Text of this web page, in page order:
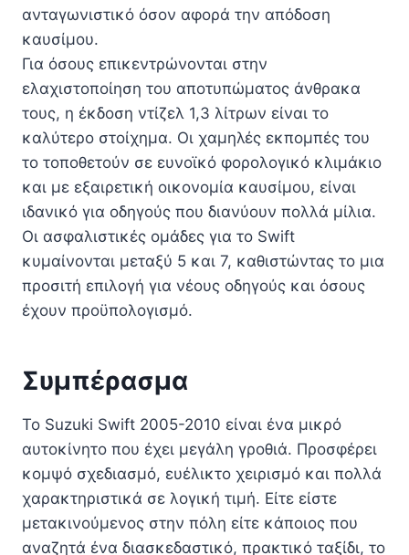
ανταγωνιστικό όσον αφορά την απόδοση
καυσίμου.
Για όσους επικεντρώνονται στην
ελαχιστοποίηση του αποτυπώματος άνθρακα
τους, η έκδοση ντίζελ 1,3 λίτρων είναι το
καλύτερο στοίχημα. Οι χαμηλές εκπομπές του
το τοποθετούν σε ευνοϊκό φορολογικό κλιμάκιο
και με εξαιρετική οικονομία καυσίμου, είναι
ιδανικό για οδηγούς που διανύουν πολλά μίλια.
Οι ασφαλιστικές ομάδες για το Swift
κυμαίνονται μεταξύ 5 και 7, καθιστώντας το μια
προσιτή επιλογή για νέους οδηγούς και όσους
έχουν προϋπολογισμό.
Συμπέρασμα
Το Suzuki Swift 2005-2010 είναι ένα μικρό
αυτοκίνητο που έχει μεγάλη γροθιά. Προσφέρει
κομψό σχεδιασμό, ευέλικτο χειρισμό και πολλά
χαρακτηριστικά σε λογική τιμή. Είτε είστε
μετακινούμενος στην πόλη είτε κάποιος που
αναζητά ένα διασκεδαστικό, πρακτικό ταξίδι, το